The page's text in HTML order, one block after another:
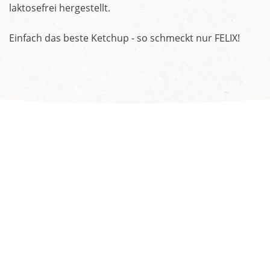
laktosefrei hergestellt.
Einfach das beste Ketchup - so schmeckt nur FELIX!